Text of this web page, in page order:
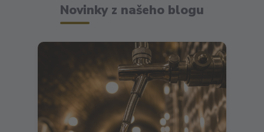
Novinky z našeho blogu